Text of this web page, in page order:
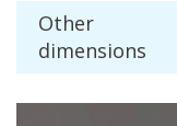
Other
dimensions